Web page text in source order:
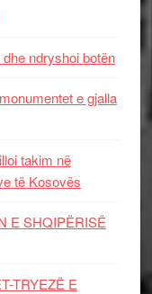
ndryshoi botën
e gjalla
takim në
të Kosovës
E SHQIPËRISË
TRYEZË E